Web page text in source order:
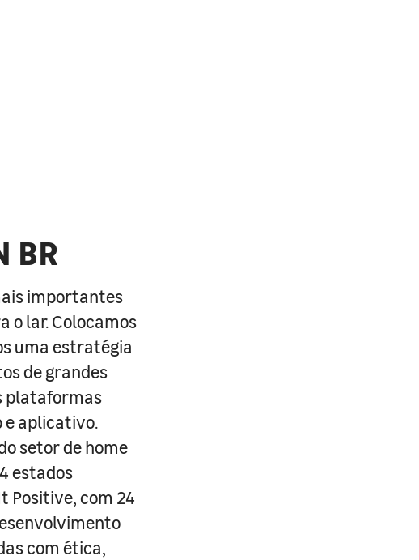
BR
importantes
o lar. Colocamos
uma estratégia
de grandes
plataformas
e aplicativo.
setor de home
estados
Positive, com 24
com ética,